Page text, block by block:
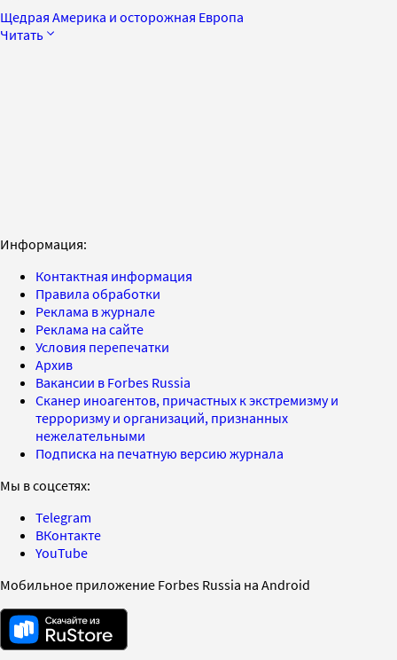
Щедрая Америка и осторожная Европа
Читать
Информация:
Контактная информация
Правила обработки
Реклама в журнале
Реклама на сайте
Условия перепечатки
Архив
Вакансии в Forbes Russia
Сканер иноагентов, причастных к экстремизму и
терроризму и организаций, признанных
нежелательными
Подписка на печатную версию журнала
Мы в соцсетях:
Telegram
ВКонтакте
YouTube
Мобильное приложение Forbes Russia на Android